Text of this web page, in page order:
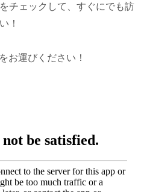
チェックして、すぐにでも訪
！
お運びください！